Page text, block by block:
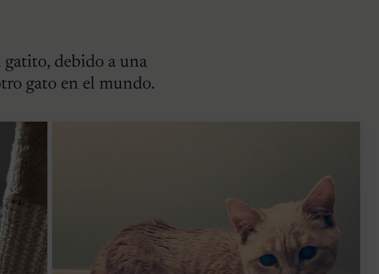
debido a una
gato en el mundo.